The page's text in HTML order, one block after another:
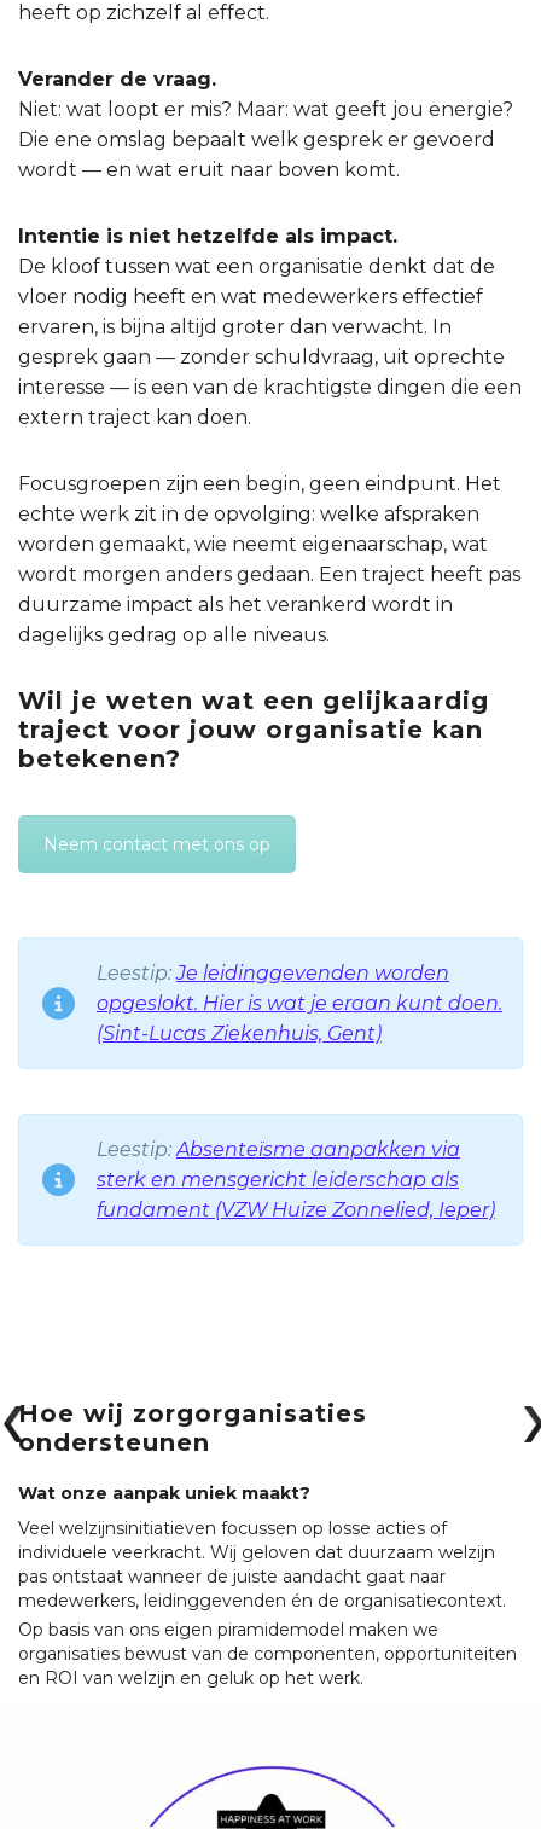
heeft op zichzelf al effect.
Verander de vraag.
Niet: wat loopt er mis? Maar: wat geeft jou energie?
Die ene omslag bepaalt welk gesprek er gevoerd
wordt — en wat eruit naar boven komt.
Intentie is niet hetzelfde als impact.
De kloof tussen wat een organisatie denkt dat de
vloer nodig heeft en wat medewerkers effectief
ervaren, is bijna altijd groter dan verwacht. In
gesprek gaan — zonder schuldvraag, uit oprechte
interesse — is een van de krachtigste dingen die een
extern traject kan doen.
Focusgroepen zijn een begin, geen eindpunt. Het
echte werk zit in de opvolging: welke afspraken
worden gemaakt, wie neemt eigenaarschap, wat
wordt morgen anders gedaan. Een traject heeft pas
duurzame impact als het verankerd wordt in
dagelijks gedrag op alle niveaus.
Wil je weten wat een gelijkaardig
traject voor jouw organisatie kan
betekenen?
Neem contact met ons op
Leestip:Je leidinggevenden worden
opgeslokt. Hier is wat je eraan kunt doen.
(Sint-Lucas Ziekenhuis, Gent)
Leestip:Absenteïsme aanpakken via
sterk en mensgericht leiderschap als
fundament (VZW Huize Zonnelied, Ieper)
Hoe wij zorgorganisaties
ondersteunen
Wat onze aanpak uniek maakt?
Veel welzijnsinitiatieven focussen op losse acties of
individuele veerkracht. Wij geloven dat duurzaam welzijn
pas ontstaat wanneer de juiste aandacht gaat naar
medewerkers, leidinggevenden én de organisatiecontext.
Op basis van ons eigen piramidemodel maken we
organisaties bewust van de componenten, opportuniteiten
en ROI van welzijn en geluk op het werk.